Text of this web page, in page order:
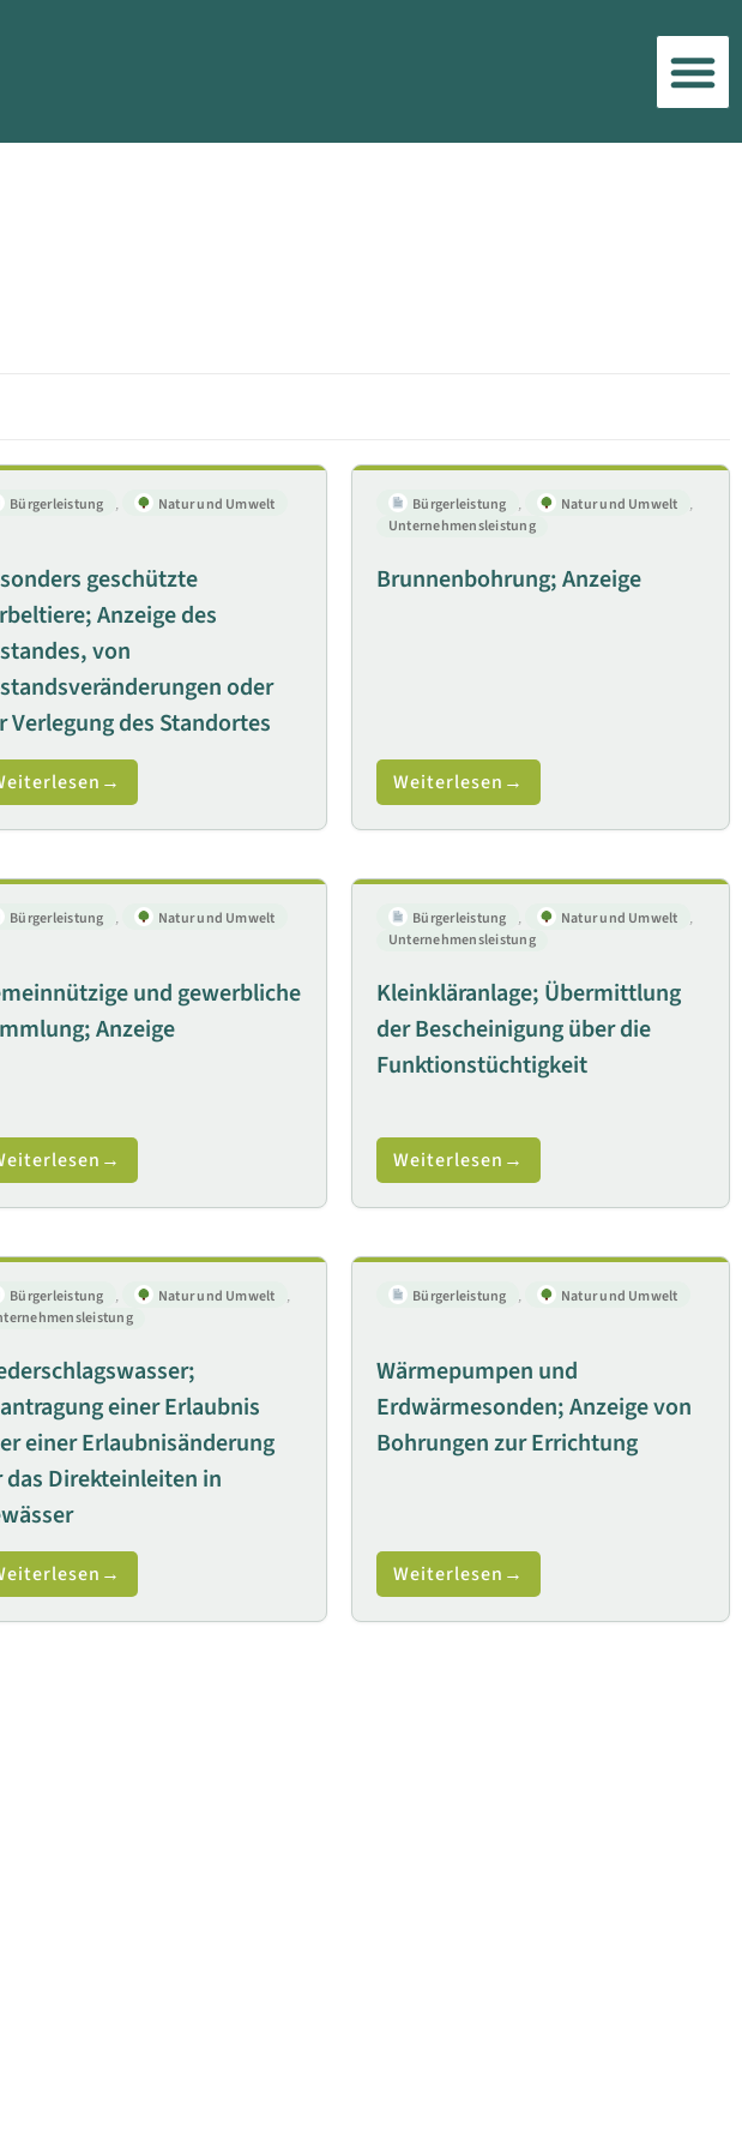
Bürgerleistung , Natur und Umwelt
geschützte
Anzeige des
von
oder
Verlegung des Standortes
Bürgerleistung , Natur und Umwelt
,
Unternehmensleistung
Brunnenbohrung; Anzeige
Weiterlesen
Bürgerleistung , Natur und Umwelt
und gewerbliche
Anzeige
Bürgerleistung , Natur und Umwelt
,
Unternehmensleistung
Kleinkläranlage; Übermittlung
der Bescheinigung über die
Funktionstüchtigkeit
Weiterlesen
Bürgerleistung , Natur und Umwelt
,
einer Erlaubnis
einer Erlaubnisänderung
das Direkteinleiten in
Bürgerleistung , Natur und Umwelt
Wärmepumpen und
Erdwärmesonden; Anzeige von
Bohrungen zur Errichtung
Weiterlesen